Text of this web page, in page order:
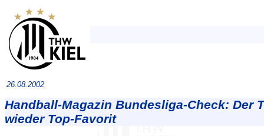
26.08.2002
Handball-Magazin Bundesliga-Check: Der
wieder Top-Favorit